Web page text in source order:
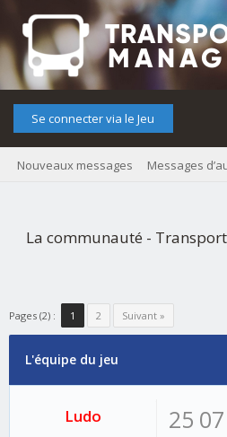
Se connecter via le Jeu
Nouveaux messages Messages
La communauté -
Pages (2) : 1 2 Suivant »
L'équipe du jeu
Ludo 25